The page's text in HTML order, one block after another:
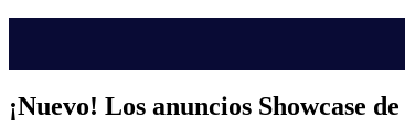
¡Nuevo! Los anuncios Showcase